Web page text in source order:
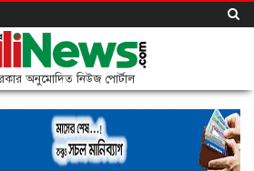
অনুমোদিত নিউজ পোর্টাল